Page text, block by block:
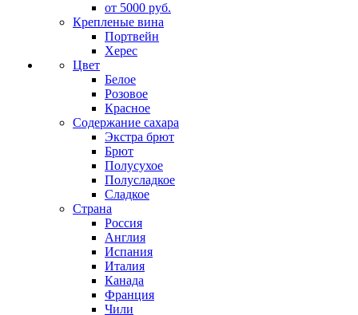
от 5000 руб.
Крепленые вина
Портвейн
Херес
Цвет
Белое
Розовое
Красное
Содержание сахара
Экстра брют
Брют
Полусухое
Полусладкое
Сладкое
Страна
Россия
Англия
Испания
Италия
Канада
Франция
Чили